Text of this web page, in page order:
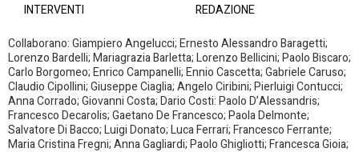
INTERVENTI
REDAZIONE
Collaborano: Giampiero Angelucci; Ernesto Alessandro Baragetti;
Lorenzo Bardelli; Mariagrazia Barletta; Lorenzo Bellicini; Paolo Biscaro;
Carlo Borgomeo; Enrico Campanelli; Ennio Cascetta; Gabriele Caruso;
Claudio Cipollini; Giuseppe Ciaglia; Angelo Ciribini; Pierluigi Contucci;
Anna Corrado; Giovanni Costa; Dario Costi: Paolo D’Alessandris;
Francesco Decarolis; Gaetano De Francesco; Paola Delmonte;
Salvatore Di Bacco; Luigi Donato; Luca Ferrari; Francesco Ferrante;
Maria Cristina Fregni; Anna Gagliardi; Paolo Ghigliotti; Francesca Gioia;